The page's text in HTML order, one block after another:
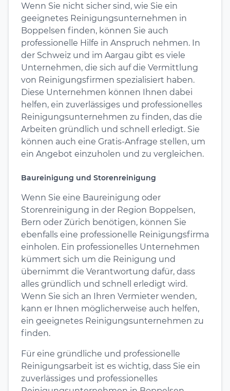
Wenn Sie nicht sicher sind, wie Sie ein
geeignetes Reinigungsunternehmen in
Boppelsen finden, können Sie auch
professionelle Hilfe in Anspruch nehmen. In
der Schweiz und im Aargau gibt es viele
Unternehmen, die sich auf die Vermittlung
von Reinigungsfirmen spezialisiert haben.
Diese Unternehmen können Ihnen dabei
helfen, ein zuverlässiges und professionelles
Reinigungsunternehmen zu finden, das die
Arbeiten gründlich und schnell erledigt. Sie
können auch eine Gratis-Anfrage stellen, um
ein Angebot einzuholen und zu vergleichen.
Baureinigung und Storenreinigung
Wenn Sie eine Baureinigung oder
Storenreinigung in der Region Boppelsen,
Bern oder Zürich benötigen, können Sie
ebenfalls eine professionelle Reinigungsfirma
einholen. Ein professionelles Unternehmen
kümmert sich um die Reinigung und
übernimmt die Verantwortung dafür, dass
alles gründlich und schnell erledigt wird.
Wenn Sie sich an Ihren Vermieter wenden,
kann er Ihnen möglicherweise auch helfen,
ein geeignetes Reinigungsunternehmen zu
finden.
Für eine gründliche und professionelle
Reinigungsarbeit ist es wichtig, dass Sie ein
zuverlässiges und professionelles